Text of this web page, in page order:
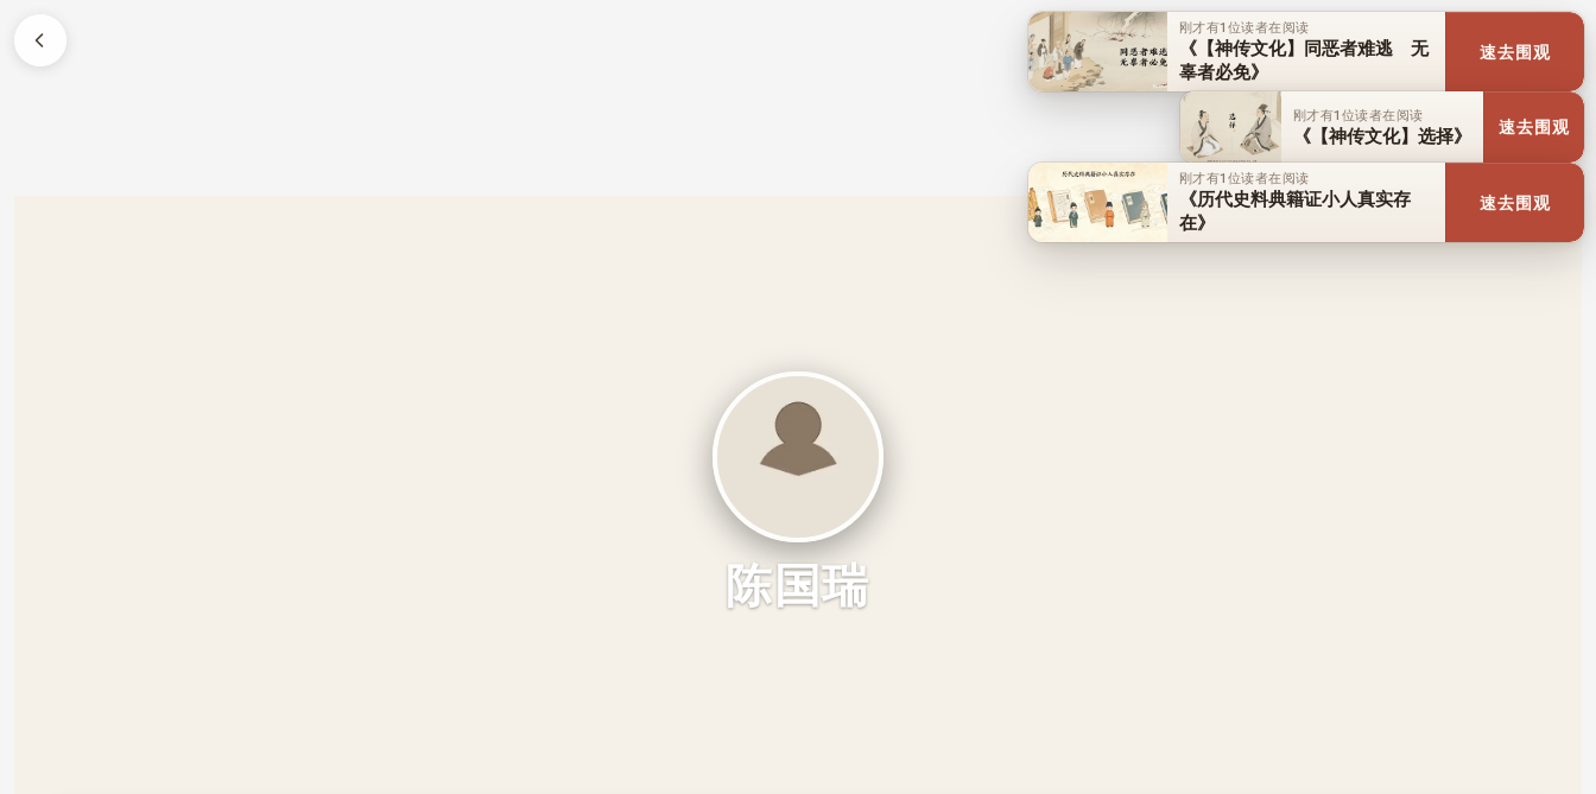
陈国瑞
刚才有1位读者在阅读
《【神传文化】同恶者难逃 无
辜者必免》
速去围观
刚才有1位读者在阅读
《【神传文化】选择》 速去围观
刚才有1位读者在阅读
《历代史料典籍证小人真实存
在》
速去围观